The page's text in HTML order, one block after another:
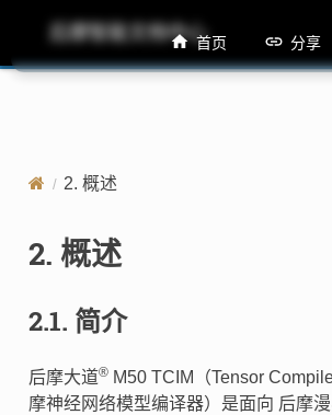
后摩智能文档中心M50 TCIM用户手册
2. 概述
2. 概述
2.1. 简介
后摩大道®M50 TCIM（Tensor
摩神经网络模型编译器）是面向 后摩
首页 分享